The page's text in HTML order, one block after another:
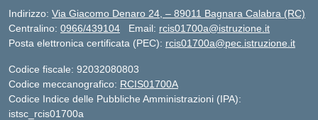
Indirizzo: Via Giacomo Denaro 24, – 89011 Bagnara Calabra (RC)
Centralino: 0966/439104 Email: rcis01700a@istruzione.it
Posta elettronica certificata (PEC): rcis01700a@pec.istruzione.it
Codice fiscale: 92032080803
Codice meccanografico: RCIS01700A
Codice Indice delle Pubbliche Amministrazioni (IPA):
istsc_rcis01700a